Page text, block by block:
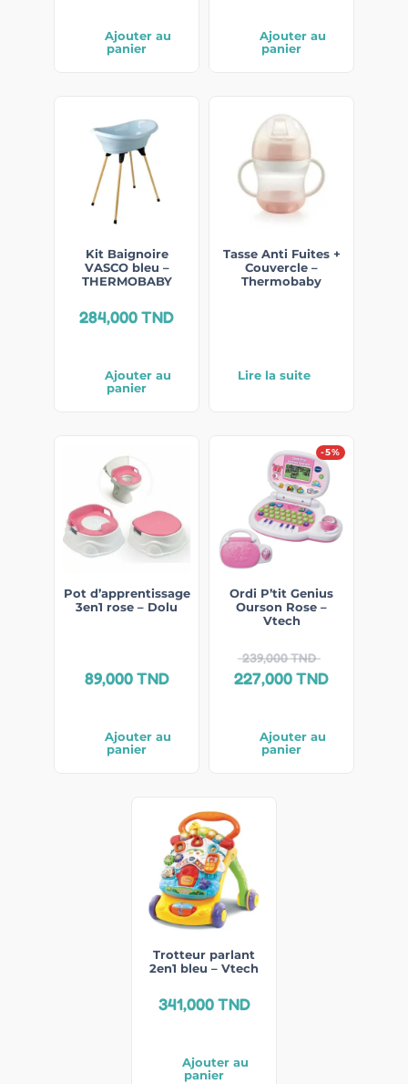
Ajouter au
panier
Ajouter au
panier
Kit Baignoire
VASCO bleu –
THERMOBABY
284,000TND
Ajouter au
panier
Tasse Anti Fuites +
Couvercle –
Thermobaby
Lire la suite
Pot d’apprentissage
3en1 rose – Dolu
89,000TND
Ajouter au
panier
-5%
Ordi P’tit Genius
Ourson Rose –
Vtech
239,000TND
227,000TND
Ajouter au
panier
Trotteur parlant
2en1 bleu – Vtech
341,000TND
Ajouter au
panier